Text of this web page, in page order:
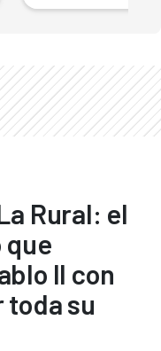
Rural: el
que
II con
toda su